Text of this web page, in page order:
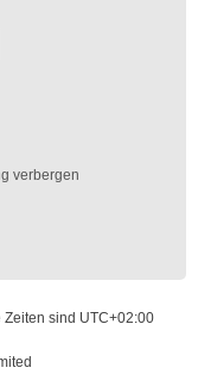
verbergen
Zeiten sind UTC+02:00